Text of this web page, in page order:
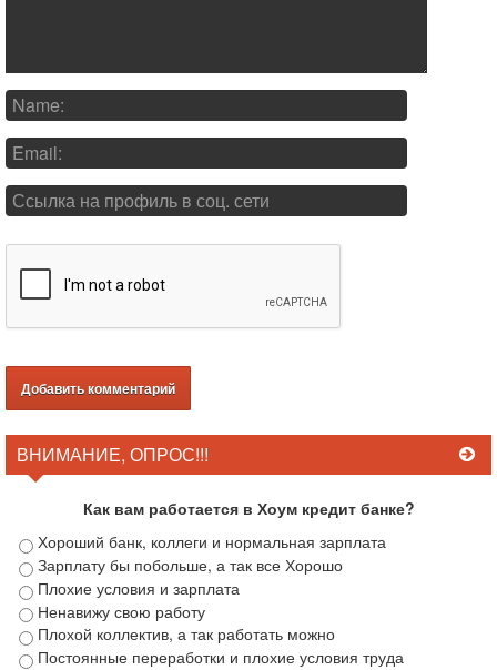
ВНИМАНИЕ, ОПРОС!!!
Как вам работается в Хоум кредит банке?
Хороший банк, коллеги и нормальная зарплата
Зарплату бы побольше, а так все Хорошо
Плохие условия и зарплата
Ненавижу свою работу
Плохой коллектив, а так работать можно
Постоянные переработки и плохие условия труда